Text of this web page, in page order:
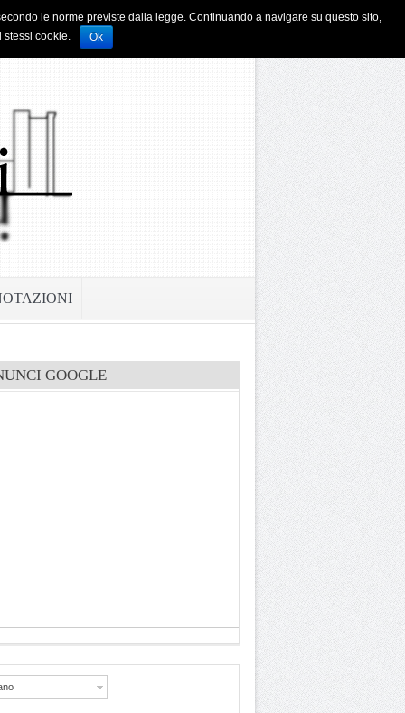
GOOGLE
le norme previste dalla legge. Continuando a navigare su questo sito,
stessi cookie.
Ok